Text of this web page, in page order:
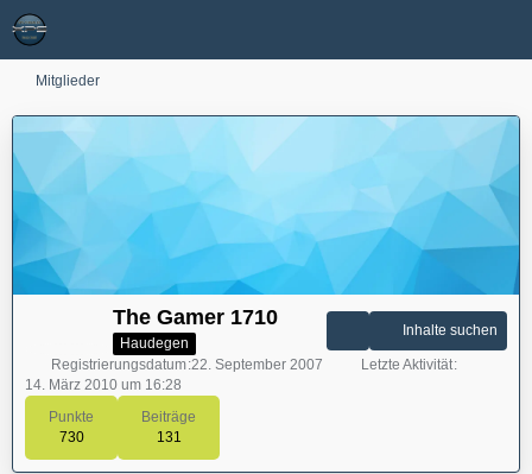
Mitglieder
The Gamer 1710
Haudegen
Punkte
730
Beiträge
131
Inhalte suchen
Registrierungsdatum 22. September 2007
Letzte Aktivität
14. März 2010 um 16:28